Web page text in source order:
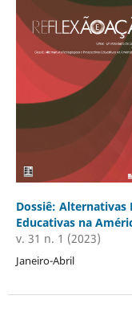
Dossiê: Alternativas
Educativas na
v. 31 n. 1 (2023)
Janeiro-Abril